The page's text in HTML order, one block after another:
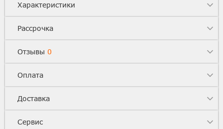
Характеристики
Рассрочка
Отзывы 0
Оплата
Доставка
Сервис